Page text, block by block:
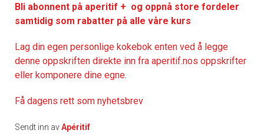
Bli abonnent på aperitif + og oppnå store fordeler
samtidig som rabatter på alle våre kurs
Lag din egen personlige kokebok enten ved å legge
denne oppskriften direkte inn fra aperitif.nos oppskrifter
eller komponere dine egne.
Få dagens rett som nyhetsbrev
Sendt inn avApéritif